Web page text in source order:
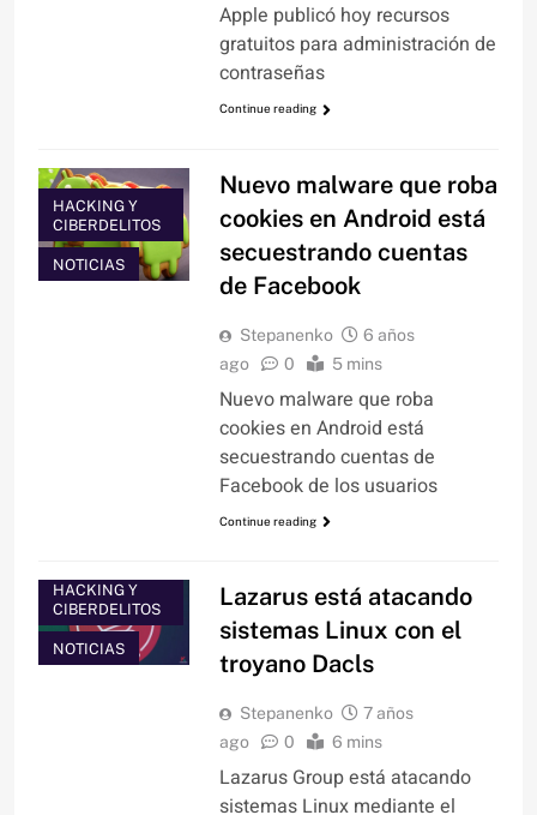
Apple publicó hoy recursos
gratuitos para administración de
contraseñas
Continue reading
HACKING Y
CIBERDELITOS
NOTICIAS
Nuevo malware que roba
cookies en Android está
secuestrando cuentas
de Facebook
Stepanenko
6 años
ago
0 5 mins
Nuevo malware que roba
cookies en Android está
secuestrando cuentas de
Facebook de los usuarios
Continue reading
HACKING Y
CIBERDELITOS
NOTICIAS
Lazarus está atacando
sistemas Linux con el
troyano Dacls
Stepanenko
7 años
ago
0 6 mins
Lazarus Group está atacando
sistemas Linux mediante el